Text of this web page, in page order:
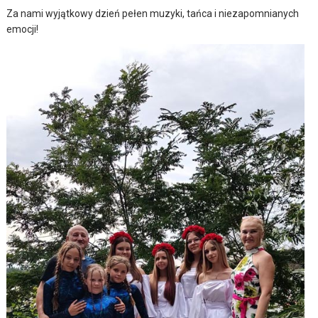
Za nami wyjątkowy dzień pełen muzyki, tańca i niezapomnianych
emocji!